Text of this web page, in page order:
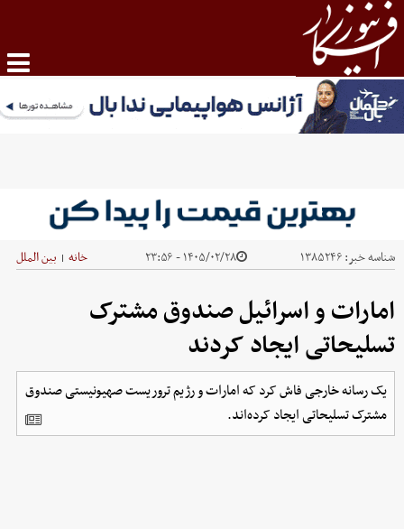
شناسه خبر:۱۳۸۵۲۴۶ ۱۴۰۵/۰۲/۲۸ - ۲۳:۵۶ خانه | بین الملل
امارات و اسرائیل صندوق مشترک
تسلیحاتی ایجاد کردند
یک رسانه خارجی فاش کرد که امارات و رژیم تروریست صهیونیستی صندوق
مشترک تسلیحاتی ایجاد کرده‌اند.